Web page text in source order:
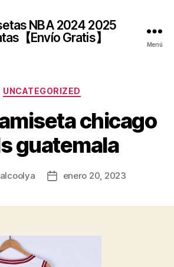
NBA 2024 2025
【Envío Gratis】
Menú
Categorías
UNCATEGORIZED
chicago
guatemala
Fechaenero 20, 2023